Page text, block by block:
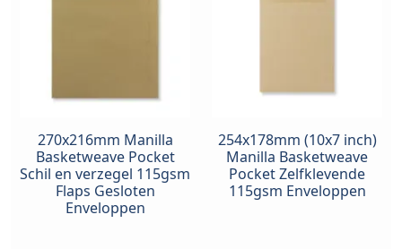
270x216mm Manilla
Basketweave Pocket
Schil en verzegel 115gsm
Flaps Gesloten
Enveloppen
254x178mm (10x7 inch)
Manilla Basketweave
Pocket Zelfklevende
115gsm Enveloppen